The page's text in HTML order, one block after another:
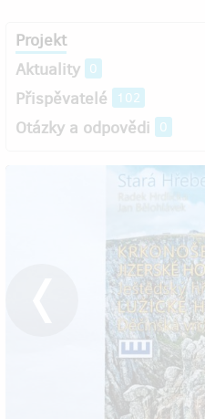
Projekt
Aktuality 0
Přispěvatelé 102
Otázky a odpovědi 0